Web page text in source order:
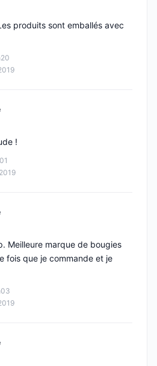
produits sont emballés avec
!
Meilleure marque de bougies
fois que je commande et je